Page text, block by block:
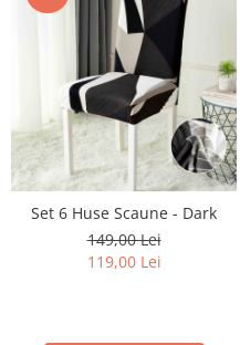
Set 6 Huse Scaune - Dark
149,00 Lei
119,00 Lei